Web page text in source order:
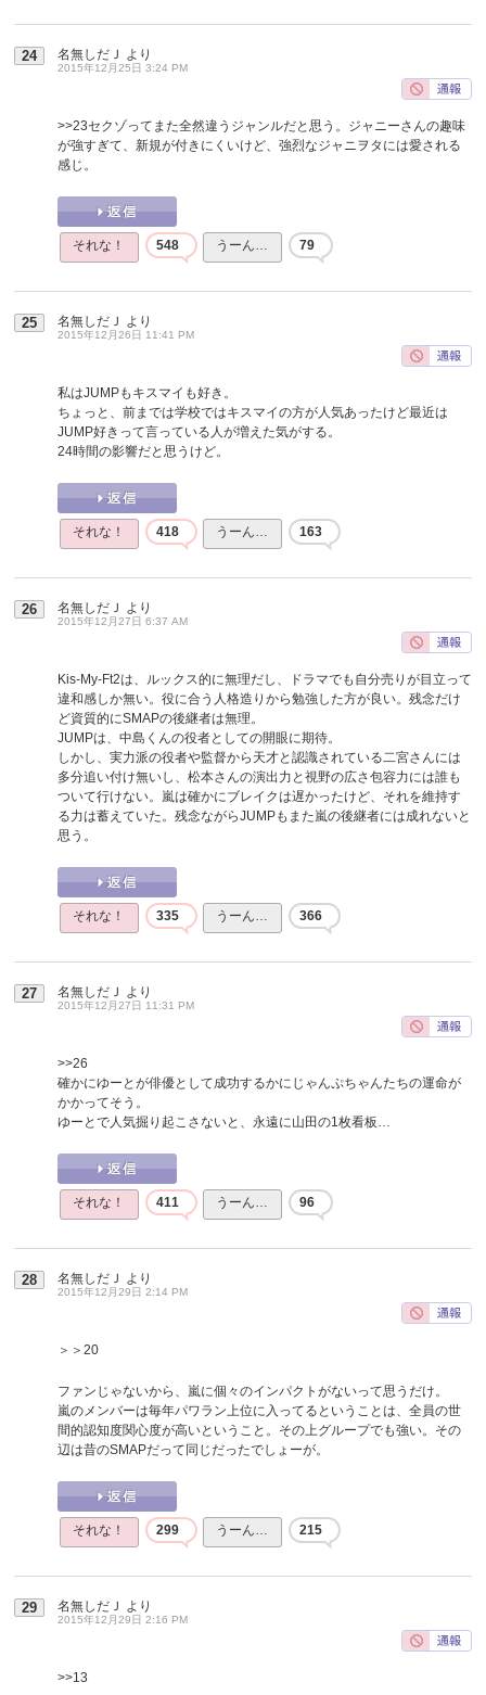
24 名無しだＪ より
2015年12月25日 3:24 PM
>>23セクゾってまた全然違うジャンルだと思う。ジャニーさんの趣味
が強すぎて、新規が付きにくいけど、強烈なジャニヲタには愛される
感じ。
それな！ 548 うーん… 79
25 名無しだＪ より
2015年12月26日 11:41 PM
私はJUMPもキスマイも好き。
ちょっと、前までは学校ではキスマイの方が人気あったけど最近は
JUMP好きって言っている人が増えた気がする。
24時間の影響だと思うけど。
それな！ 418 うーん… 163
26 名無しだＪ より
2015年12月27日 6:37 AM
Kis-My-Ft2は、ルックス的に無理だし、ドラマでも自分売りが目立って
違和感しか無い。役に合う人格造りから勉強した方が良い。残念だけ
ど資質的にSMAPの後継者は無理。
JUMPは、中島くんの役者としての開眼に期待。
しかし、実力派の役者や監督から天才と認識されている二宮さんには
多分追い付け無いし、松本さんの演出力と視野の広さ包容力には誰も
ついて行けない。嵐は確かにブレイクは遅かったけど、それを維持す
る力は蓄えていた。残念ながらJUMPもまた嵐の後継者には成れないと
思う。
それな！ 335 うーん… 366
27 名無しだＪ より
2015年12月27日 11:31 PM
>>26
確かにゆーとが俳優として成功するかにじゃんぷちゃんたちの運命が
かかってそう。
ゆーとで人気掘り起こさないと、永遠に山田の1枚看板…
それな！ 411 うーん… 96
28 名無しだＪ より
2015年12月29日 2:14 PM
＞＞20
ファンじゃないから、嵐に個々のインパクトがないって思うだけ。
嵐のメンバーは毎年パワラン上位に入ってるということは、全員の世
間的認知度関心度が高いということ。その上グループでも強い。その
辺は昔のSMAPだって同じだったでしょーが。
それな！ 299 うーん… 215
29 名無しだＪ より
2015年12月29日 2:16 PM
>>13